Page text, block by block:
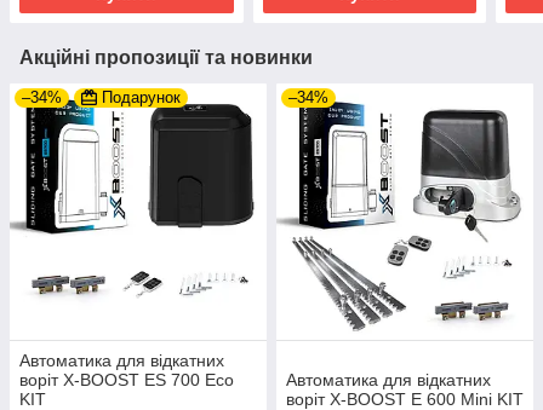
Акційні пропозиції та новинки
–34% Подарунок
Автоматика для відкатних
воріт X-BOOST ES 700 Eco
KIT
–34%
Автоматика для відкатних
воріт X-BOOST E 600 Mini KIT